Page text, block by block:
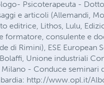
Psicoterapeuta -
e articoli (Allemandi,
editrice, Lithos, Lulu,
formatore, consulente e
di Rimini), ESE European
Unione industriali
- Conduce
http://www.opl.it/